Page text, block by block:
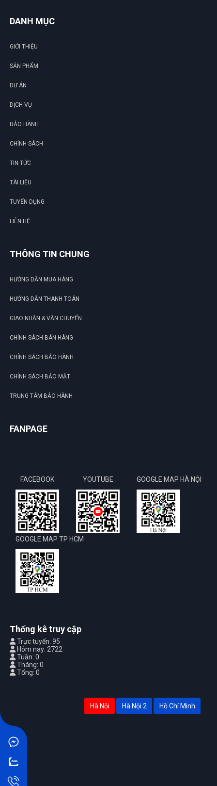
DANH MỤC
GIỚI THIỆU
SẢN PHẨM
DỰ ÁN
DỊCH VỤ
BẢO HÀNH
CHÍNH SÁCH
TIN TỨC
TÀI LIỆU
TUYỂN DỤNG
LIÊN HỆ
THÔNG TIN CHUNG
HƯỚNG DẪN MUA HÀNG
HƯỚNG DẪN THANH TOÁN
GIAO NHẬN & VẬN CHUYỂN
CHÍNH SÁCH BÁN HÀNG
CHÍNH SÁCH BẢO HÀNH
CHÍNH SÁCH BẢO MẬT
TRUNG TÂM BẢO HÀNH
FANPAGE
FACEBOOK YOUTUBE GOOGLE MAP HÀ NỘI
GOOGLE MAP TP HCM
Thống kê truy cập
Trực tuyến: 95
Hôm nay: 2722
Tuần: 0
Tháng: 0
Tổng: 0
Hà Nội Hà Nội 2 Hồ Chí Minh